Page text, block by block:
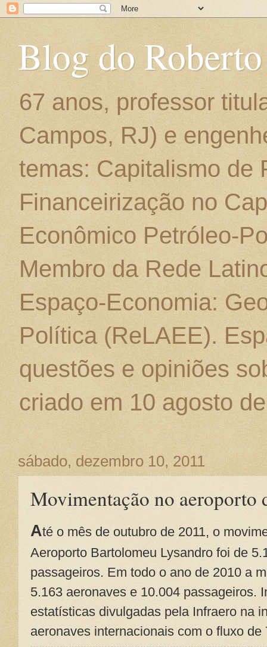
Blog do
67 anos, professor
Campos, RJ) e
temas: Capitalismo de
Financeirização no
Econômico Petróleo-
Membro da Rede
Espaço-Economia:
Política (ReLAEE).
questões e opiniões
criado em 10 agosto
sábado, dezembro 10, 2011
Movimentação no aeroporto
Até o mês de outubro de 2011, o
Aeroporto Bartolomeu Lysandro foi de
passageiros. Em todo o ano de 2010 a
5.163 aeronaves e 10.004 passageiros.
estatísticas divulgadas pela Infraero na
aeronaves internacionais com o fluxo